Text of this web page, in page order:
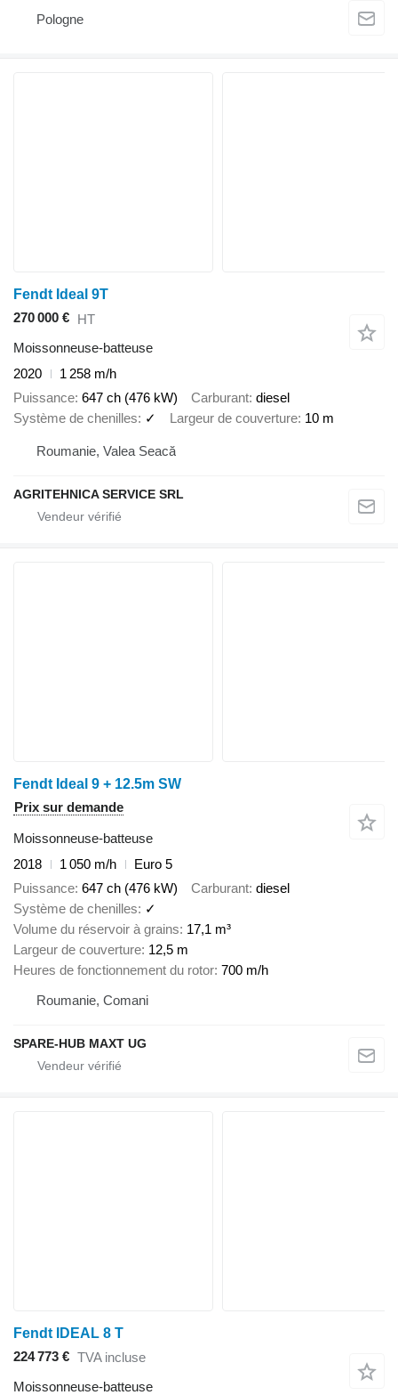
Pologne
Fendt Ideal 9T
270 000 € HT
Moissonneuse-batteuse
2020
1 258 m/h
Puissance 647 ch (476 kW) Carburant diesel
Système de chenilles
✓ Largeur de couverture 10 m
Roumanie, Valea Seacă
AGRITEHNICA SERVICE SRL
Fendt Ideal 9 + 12.5m SW
Prix sur demande
Moissonneuse-batteuse
2018
1 050 m/h
Euro 5
Puissance 647 ch (476 kW) Carburant diesel
Système de chenilles
✓
Volume du réservoir à grains 17,1 m³
Largeur de couverture 12,5 m
Heures de fonctionnement du rotor 700 m/h
Roumanie, Comani
SPARE-HUB MAXT UG
Fendt IDEAL 8 T
224 773 € TVA incluse
Moissonneuse-batteuse